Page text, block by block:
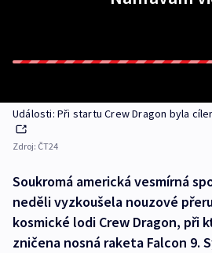
Události: Při startu Crew Dragon byla
Zdroj: ČT24
Soukromá americká vesmírná
neděli vyzkoušela nouzové
kosmické lodi Crew Dragon, při
zničena nosná raketa Falcon 9.